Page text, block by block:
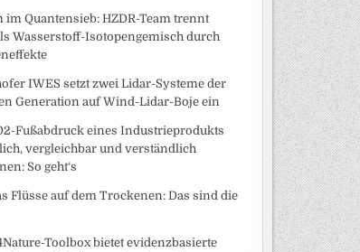
im Quantensieb: HZDR-Team trennt
Wasserstoff-Isotopengemisch durch
IWES setzt zwei Lidar-Systeme der
Generation auf Wind-Lidar-Boje ein
Fußabdruck eines Industrieprodukts
vergleichbar und verständlich
So geht‘s
Flüsse auf dem Trockenen: Das sind die
Toolbox bietet evidenzbasierte